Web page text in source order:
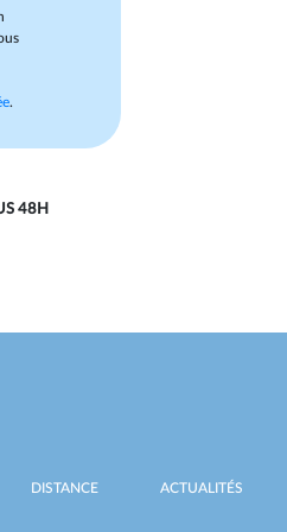
.
48H
DISTANCE ACTUALITÉS